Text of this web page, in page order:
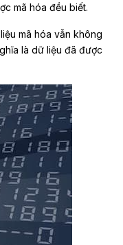
mã hóa đều biết.
mã hóa vẫn không
là dữ liệu đã được